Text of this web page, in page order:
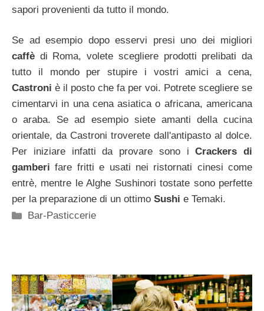
sapori provenienti da tutto il mondo.
Se ad esempio dopo esservi presi uno dei migliori
caffè di Roma, volete scegliere prodotti prelibati da
tutto il mondo per stupire i vostri amici a cena,
Castroni è il posto che fa per voi. Potrete scegliere se
cimentarvi in una cena asiatica o africana, americana
o araba. Se ad esempio siete amanti della cucina
orientale, da Castroni troverete dall'antipasto al dolce.
Per iniziare infatti da provare sono i Crackers di
gamberi fare fritti e usati nei ristornati cinesi come
entrè, mentre le Alghe Sushinori tostate sono perfette
per la preparazione di un ottimo Sushi e Temaki.
Categorie
Bar-Pasticcerie